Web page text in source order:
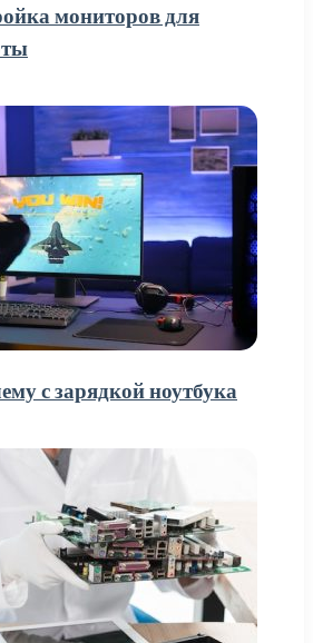
мониторов для
с зарядкой ноутбука